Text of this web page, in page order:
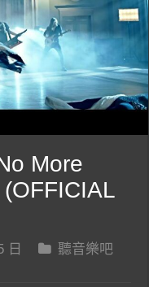
More
日
聽音樂吧